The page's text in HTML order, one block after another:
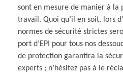
sont en mesure de manier à la
travail. Quoi qu’il en soit, lors
normes de sécurité strictes
port d’EPI pour tous nos
de protection garantira la
experts ; n’hésitez pas à le